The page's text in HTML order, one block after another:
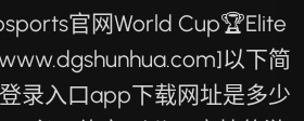
官网World Cup🏆Elite
以下简
录入口app下载网址是多少